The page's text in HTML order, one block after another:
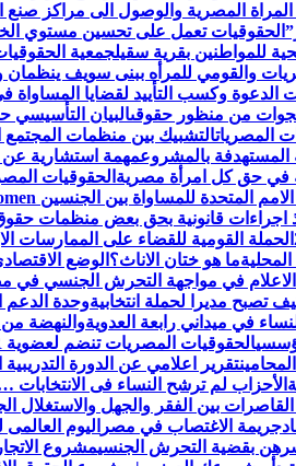
المصرية والوصول الى مراكز صنع
الحقوقيات تعمل على تحسين مستوي
للمواطنين بقرية سقيلجمعية
والقومي للمرأه ببنى سويف
الدعوة وكسب التأييد لقضايا المساواة
من منظور حقوقىالبيان
المصرياتالتشبيك بين منظمات
المستهدفة بالمشروعمهمة استشارية عن
في حق كل امرأة مصرية الحقوقيات
اجراءات قانونية بحق بعض منظمات
الحملة القومية للقضاء على الممارسات
ما هو ختان الاناث؟ الوضع
في مواجهة التحرش الجنسي في
تصبح مديرا لحملة انتخابيةوحدة الدعم
في ميداني رابعة العدويةوالنهضة
الحقوقيات المصريات تنضم لعضوية SOAWR
تقرير اعلامي عن الدورة
الأحزاب لم ترشح النساء فى الانتخابات
بين الفقر والجهل والاستغلال
جريمة الاغتصاب في مصر اليوم
بقضية التحرش الجنسيمشروع